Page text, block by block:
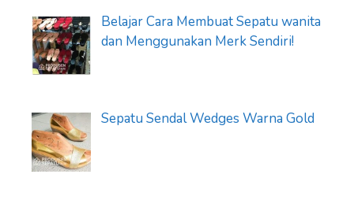
Belajar Cara Membuat Sepatu wanita
dan Menggunakan Merk Sendiri!
Sepatu Sendal Wedges Warna Gold